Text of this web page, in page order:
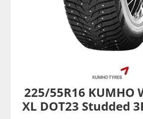
225/55R16 KUMHO
XL DOT23 Studded